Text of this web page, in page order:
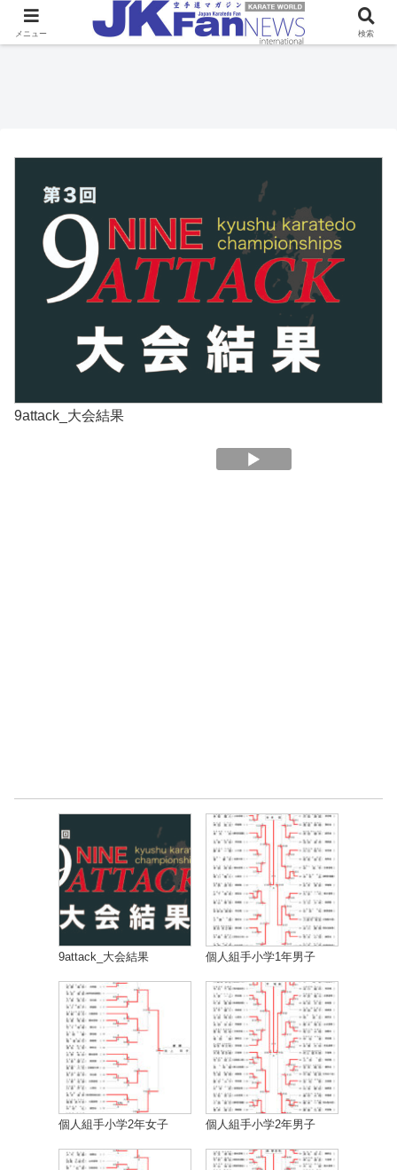
9attack_大会結果
9attack_大会結果 個人組手小学1年男子
個人組手小学2年女子 個人組手小学2年男子
メニュー 検索